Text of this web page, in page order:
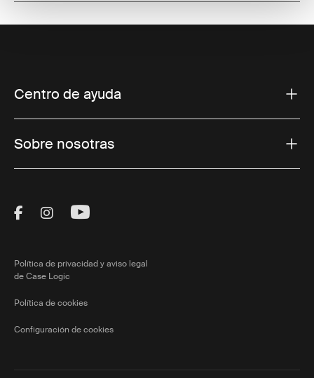
Centro de ayuda
Sobre nosotras
Visit Thule on Facebook (external link)
Visit Thule on Instagram (external link)
Visit Thule on Youtube (external
Política de privacidad y aviso legal
de Case Logic
Política de cookies
Configuración de cookies